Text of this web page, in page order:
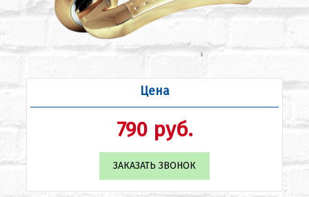
Цена
790 руб.
ЗАКАЗАТЬ ЗВОНОК